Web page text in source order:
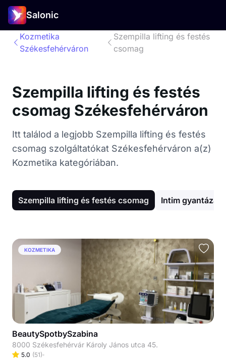
Salonic
Kozmetika
Székesfehérváron
Szempilla lifting és festés
csomag
Szempilla lifting és festés
csomag Székesfehérváron
Itt találod a legjobb Szempilla lifting és festés
csomag szolgáltatókat Székesfehérváron a(z)
Kozmetika kategóriában.
Szempilla lifting és festés csomag Intim gyantázás
KOZMETIKA
BeautySpotbySzabina
8000 Székesfehérvár Károly János utca 45.
5.0 (51)